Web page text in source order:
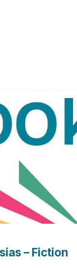
– Fiction